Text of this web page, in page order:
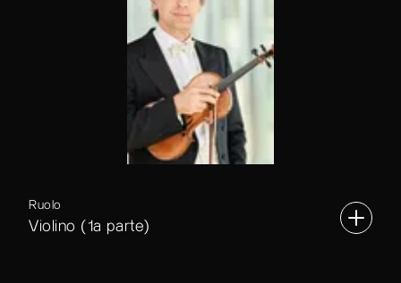
Ruolo
Violino (1a parte)